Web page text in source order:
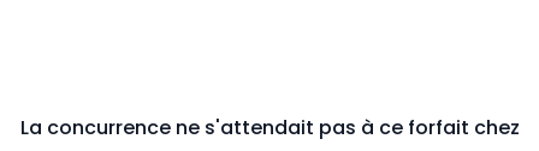
La concurrence ne s'attendait pas à ce forfait chez